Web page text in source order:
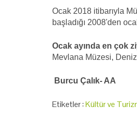
Ocak 2018 itibarıyla
başladığı 2008'den
Ocak ayında en çok
Mevlana Müzesi,
Burcu Çalık- AA
Etiketler :Kültür ve